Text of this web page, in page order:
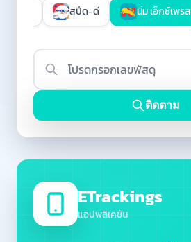
สปีด-ดี นิ่ม เอ็กซ์เพรส
ติดตาม
ETrackings
แอปพลิเคชัน